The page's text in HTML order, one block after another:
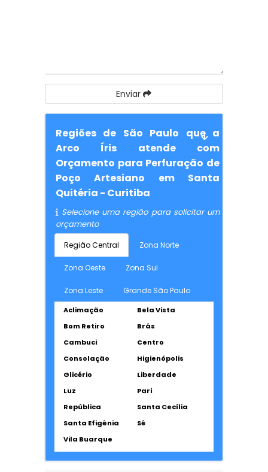
Enviar
Regiões de São Paulo que a
Arco Íris atende com
Orçamento para Perfuração de
Poço Artesiano em Santa
Quitéria - Curitiba
Selecione uma região para solicitar um
orçamento
Região Central Zona Norte
Zona Oeste Zona Sul
Zona Leste Grande São Paulo
Aclimação
Bela Vista
Bom Retiro
Brás
Cambuci
Centro
Consolação
Higienópolis
Glicério
Liberdade
Luz
Pari
República
Santa Cecília
Santa Efigênia
Sé
Vila Buarque